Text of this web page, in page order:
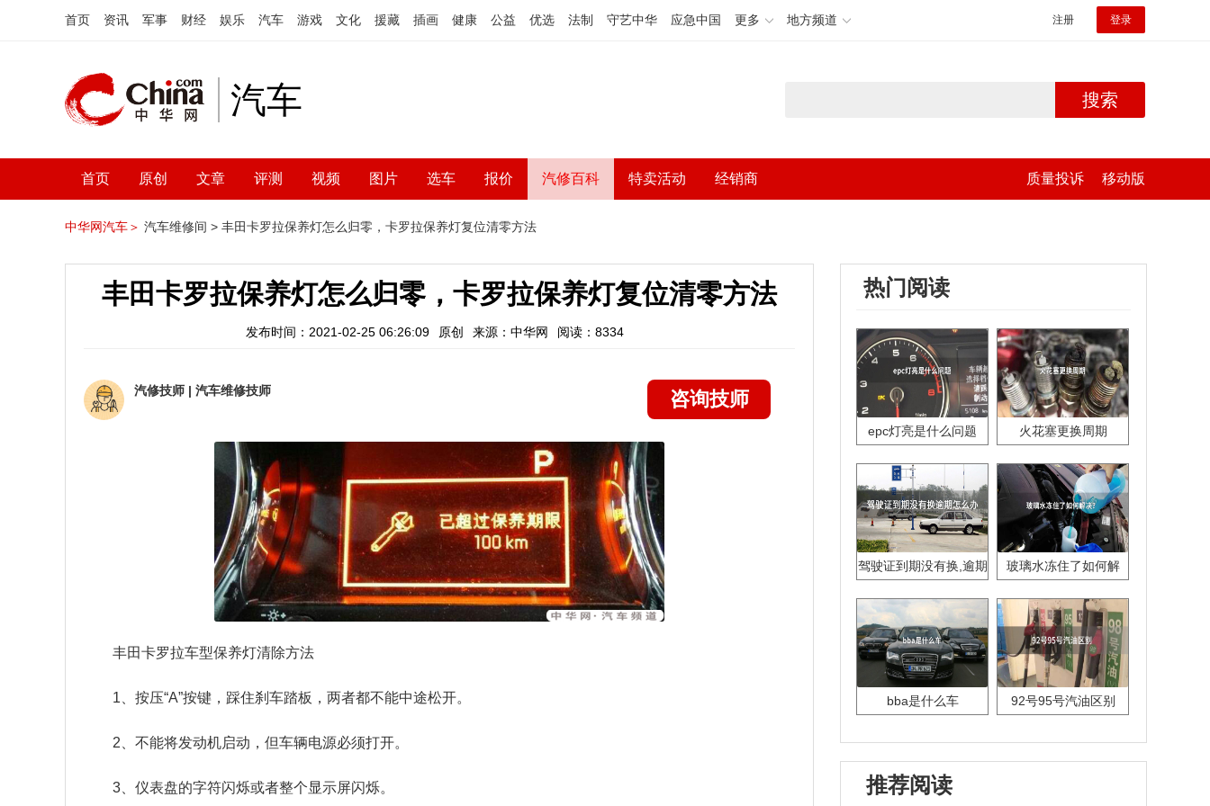
首页 资讯 军事 财经 娱乐 汽车 游戏 文化 援藏 插画 健康 公益 优选 法制 守艺中华 应急中国 更多 地方频道 注册 登录
汽车 搜索
首页 原创 文章 评测 视频 图片 选车 报价 汽修百科 特卖活动 经销商 质量投诉 移动版
中华网汽车＞ 汽车维修间 > 丰田卡罗拉保养灯怎么归零，卡罗拉保养灯复位清零方法
丰田卡罗拉保养灯怎么归零，卡罗拉保养灯复位清零方法
发布时间：2021-02-25 06:26:09 原创 来源：中华网 阅读：8334
汽修技师 | 汽车维修技师 咨询技师
丰田卡罗拉车型保养灯清除方法
1、按压“A”按键，踩住刹车踏板，两者都不能中途松开。
2、不能将发动机启动，但车辆电源必须打开。
3、仪表盘的字符闪烁或者整个显示屏闪烁。
热门阅读
epc灯亮是什么问题 火花塞更换周期
驾驶证到期没有换,逾期
玻璃水冻住了如何解
bba是什么车 92号95号汽油区别
推荐阅读